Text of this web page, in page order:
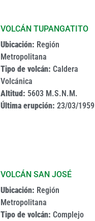
VOLCÁN TUPANGATITO
Ubicación: Región
Metropolitana
Tipo de volcán: Caldera
Volcánica
Altitud: 5603 M.S.N.M.
Última erupción: 23/03/1959
VOLCÁN SAN JOSÉ
Ubicación: Región
Metropolitana
Tipo de volcán: Complejo